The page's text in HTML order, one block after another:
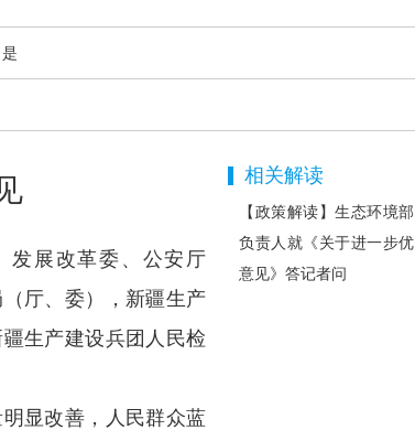
是
发展改革委、公安厅
厅、委），新疆生产
生产建设兵团人民检
显改善，人民群众蓝
相关解读
【政策解读】生态环境
负责人就《关于进一步
意见》答记者问